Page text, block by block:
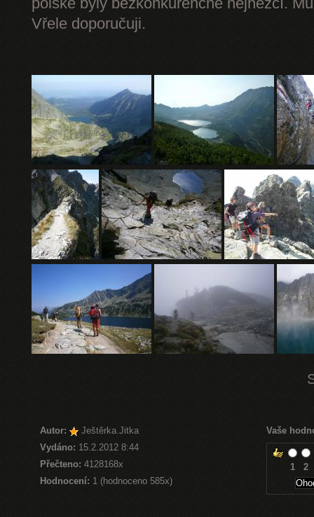
Vřele doporučuji.
Autor:
Ještěrka.Jitka
Vydáno: 15.2.2012 8:44
Přečteno:4128168x
Hodnocení: 1 (hodnoceno 585x)
Vaše
1 2